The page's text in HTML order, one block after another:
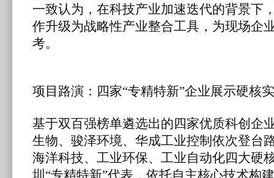
一致认为，在科技产业加速迭代的背景下
作升级为战略性产业整合工具，为现场企
考。
项目路演：四家“专精特新”企业展示硬核
基于双百强榜单遴选出的四家优质科创
生物、骏泽环境、华成工业控制依次登台
海洋科技、工业环保、工业自动化四大硬
圳“专精特新”代表，依托自主核心技术构